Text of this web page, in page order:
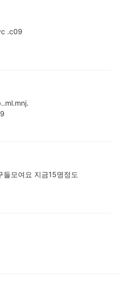
.c09
들모여요 지금15명정도